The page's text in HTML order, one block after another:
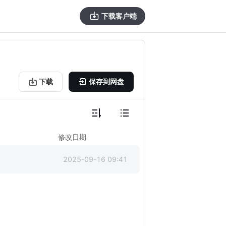
下载客户端
下载 保存到网盘
修改日期
2025-09-16 09:41